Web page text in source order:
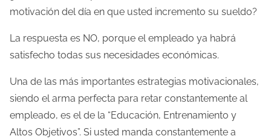
motivación del día en que usted incremento su sueldo?
La respuesta es NO, porque el empleado ya habrá
satisfecho todas sus necesidades económicas.
Una de las más importantes estrategias motivacionales,
siendo el arma perfecta para retar constantemente al
empleado, es el de la “Educación, Entrenamiento y
Altos Objetivos”. Si usted manda constantemente a